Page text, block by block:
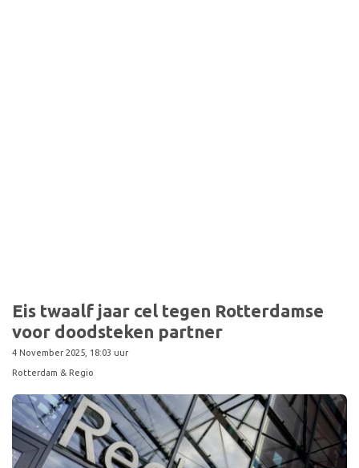
Eis twaalf jaar cel tegen Rotterdamse
voor doodsteken partner
4 November 2025, 18:03 uur
Rotterdam & Regio